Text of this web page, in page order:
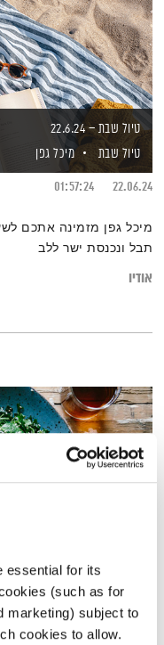
essential for its
(such as for
marketing) subject to
cookies to allow.
טיול שבת – 22.6.24
טיול שבת
מיכל גפן
22.06.24
01:57:24
מיכל גפן מזמינה אתכם
תבל ונכנסת ישר ללב
אודיו
תזונה
מה שלימד הבודהה - חיי